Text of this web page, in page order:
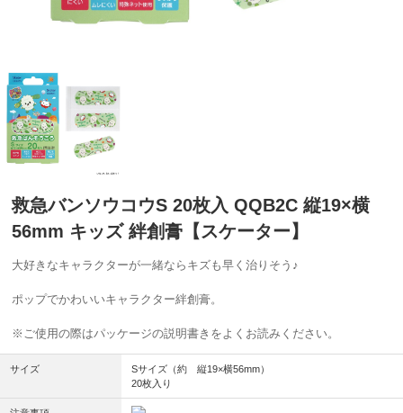
救急バンソウコウS 20枚入 QQB2C 縦19×横
56mm キッズ 絆創膏【スケーター】
大好きなキャラクターが一緒ならキズも早く治りそう♪
ポップでかわいいキャラクター絆創膏。
※ご使用の際はパッケージの説明書きをよくお読みください。
サイズ
Sサイズ（約 縦19×横56mm）
20枚入り